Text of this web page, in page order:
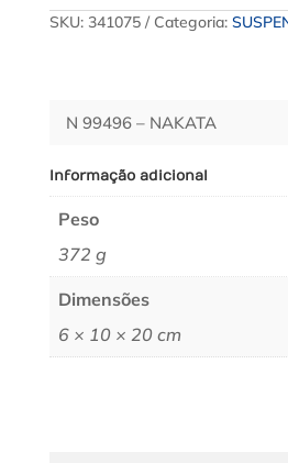
SKU: 341075 Categoria:
N 99496 – NAKATA
Informação adicional
Peso
372 g
Dimensões
6 × 10 × 20 cm